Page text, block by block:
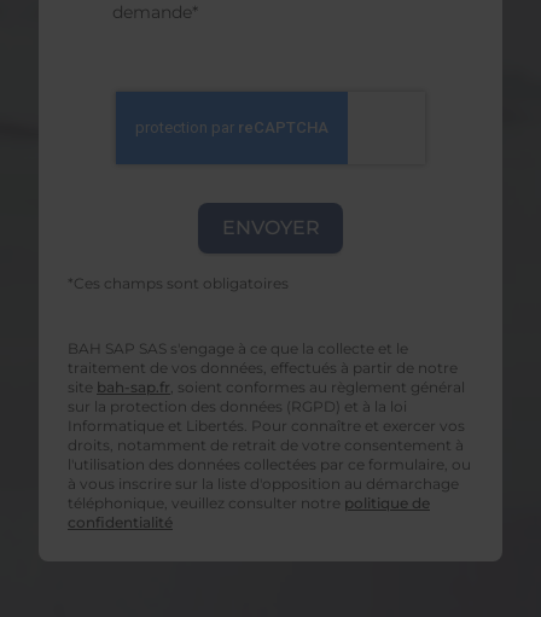
demande*
*Ces champs sont obligatoires
BAH SAP SAS s'engage à ce que la collecte et le
traitement de vos données, effectués à partir de notre
site bah-sap.fr, soient conformes au règlement général
sur la protection des données (RGPD) et à la loi
Informatique et Libertés. Pour connaître et exercer vos
droits, notamment de retrait de votre consentement à
l'utilisation des données collectées par ce formulaire, ou
à vous inscrire sur la liste d'opposition au démarchage
téléphonique, veuillez consulter notre politique de
confidentialité